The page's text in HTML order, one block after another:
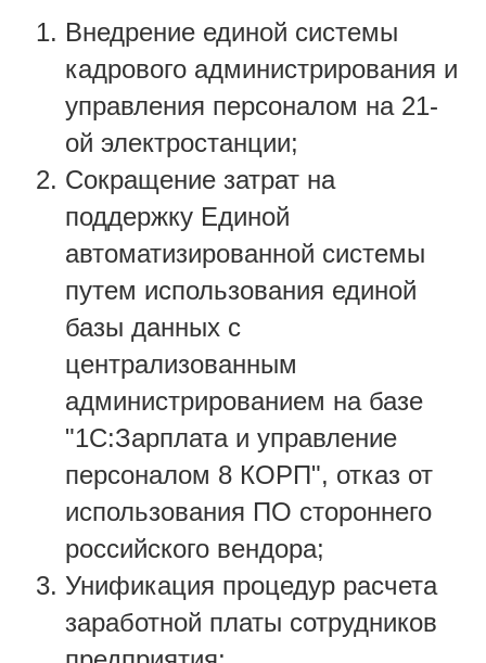
Внедрение единой системы
кадрового администрирования и
управления персоналом на 21-
ой электростанции;
Сокращение затрат на
поддержку Единой
автоматизированной системы
путем использования единой
базы данных с
централизованным
администрированием на базе
"1С:Зарплата и управление
персоналом 8 КОРП", отказ от
использования ПО стороннего
российского вендора;
Унификация процедур расчета
заработной платы сотрудников